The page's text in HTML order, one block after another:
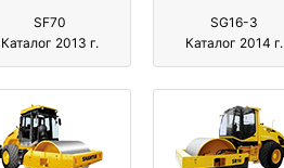
SF70
Каталог 2013 г.
SG16-3
Каталог 2014 г.